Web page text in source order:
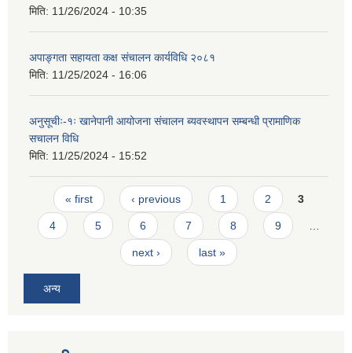
मिति: 11/26/2024 - 10:35
अपाङ्गता सहायता कक्ष संचालन कार्यविधि २०८१
मिति: 11/25/2024 - 16:06
अनुसूचीः-१ः खानेपानी आयोजना संचालन ब्यवस्थापन सम्बन्धी प्रामाणिक
स‌चालन विधि
मिति: 11/25/2024 - 15:52
Pages
« first ‹ previous 1 2 3
4 5 6 7 8 9
next › last »
अन्य